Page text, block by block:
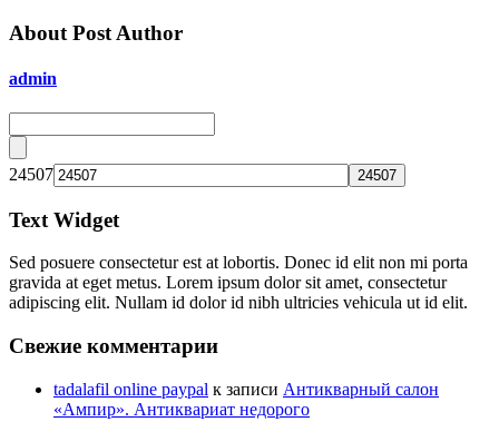
About Post Author
admin
24507
Text Widget
Sed posuere consectetur est at lobortis. Donec id elit non mi porta
gravida at eget metus. Lorem ipsum dolor sit amet, consectetur
adipiscing elit. Nullam id dolor id nibh ultricies vehicula ut id elit.
Свежие комментарии
tadalafil online paypal к записи Антикварный салон
«Ампир». Антиквариат недорого